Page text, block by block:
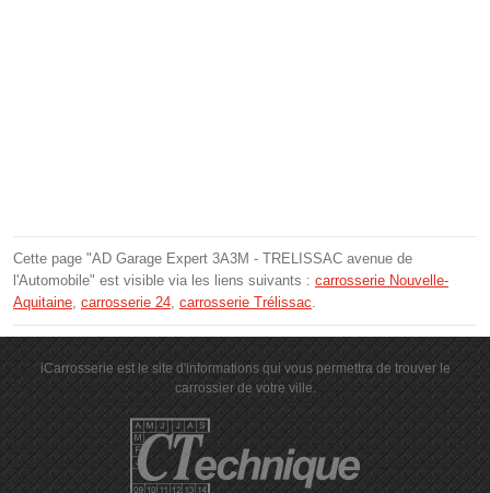
Cette page "AD Garage Expert 3A3M - TRELISSAC avenue de
l'Automobile" est visible via les liens suivants : carrosserie Nouvelle-
Aquitaine carrosserie 24 carrosserie Trélissac
iCarrosserie est le site d'informations qui vous permettra de trouver le
carrossier de votre ville.